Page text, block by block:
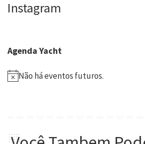
Instagram
Agenda Yacht
Não há eventos futuros.